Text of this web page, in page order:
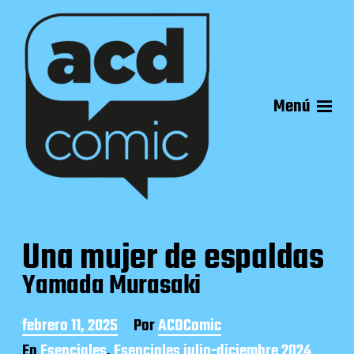
Menú
Una mujer de espaldas
Yamada Murasaki
F
e
febrero 11, 2025 PorACDComic